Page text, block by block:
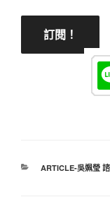
分
ARTICLE-吳姵瑩